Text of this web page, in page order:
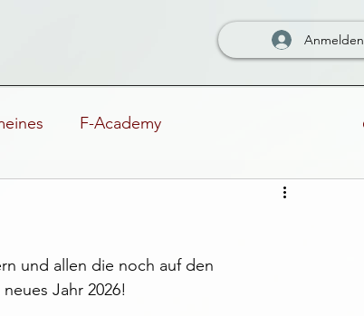
Anmelden
F-Academy
und allen die noch auf den
Jahr 2026!